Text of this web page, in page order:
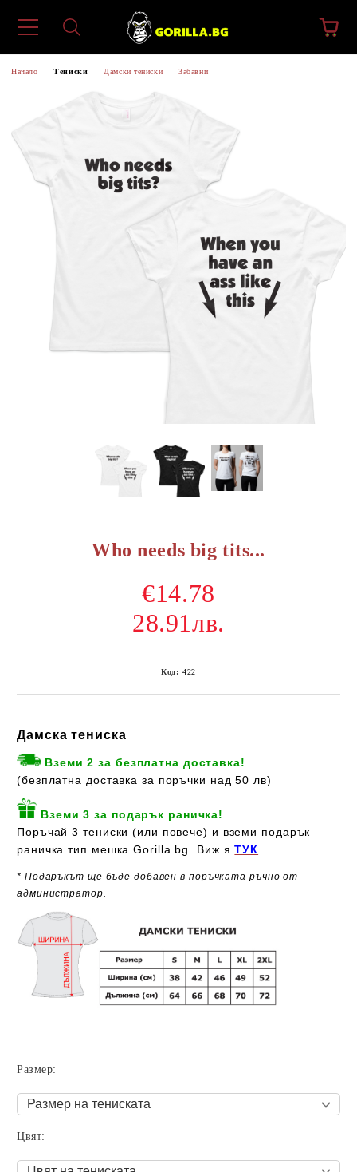
Начало Тениски Дамски тениски Забавни
Who needs big tits...
€14.78
28.91лв.
Код: 422
Дамска тениска
Вземи 2 за безплатна доставка!
(безплатна доставка за поръчки над 50 лв)
Вземи 3 за подарък раничка!
Поръчай 3 тениски (или повече) и вземи подарък
раничка тип мешка Gorilla.bg. Виж яТУК
* Подаръкът ще бъде добавен в поръчката ръчно от
администратор.
Размер:
Цвят: